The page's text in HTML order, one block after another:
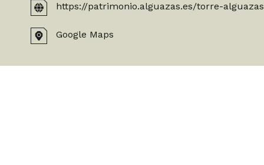
https://patrimonio.alguazas.es/torre-
Google Maps